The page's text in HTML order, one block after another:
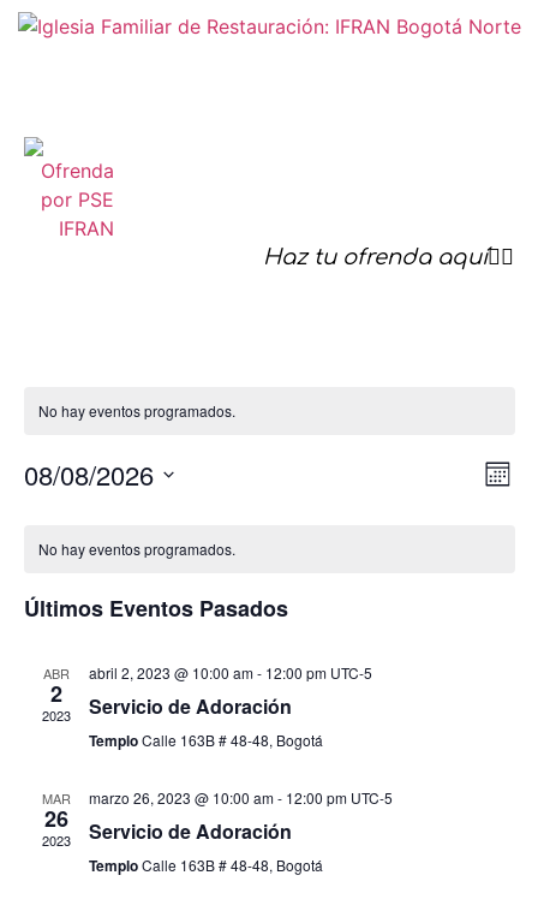
Haz tu ofrenda aquí☝🏻
No hay eventos programados.
Mes
08/08/2026
Calendario
Eventos
No hay eventos programados.
Últimos Eventos Pasados
ABR
2
2023
abril 2, 2023 @ 10:00 am- 12:00 pm UTC-5
Servicio de Adoración
TemploCalle 163B # 48-48, Bogotá
MAR
26
2023
marzo 26, 2023 @ 10:00 am- 12:00 pm UTC-5
Servicio de Adoración
TemploCalle 163B # 48-48, Bogotá